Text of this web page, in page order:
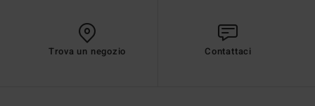
Trova un negozio Contattaci